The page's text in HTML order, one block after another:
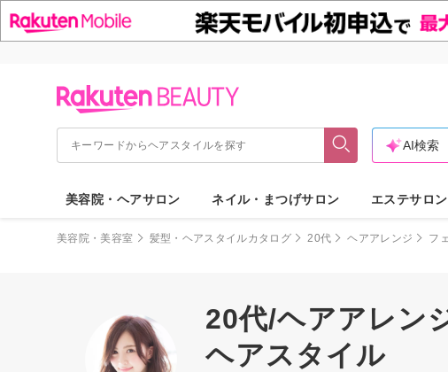
AI検索
美容院・ヘアサロン ネイル・まつげサロン エステサロン
美容院・美容室 髪型・ヘアスタイルカタログ 20代 ヘアアレンジ フ
20代/ヘアアレン
ヘアスタイル